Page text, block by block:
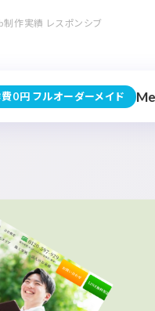
0円 フルオーダーメイド
制作実績 レスポンシブ